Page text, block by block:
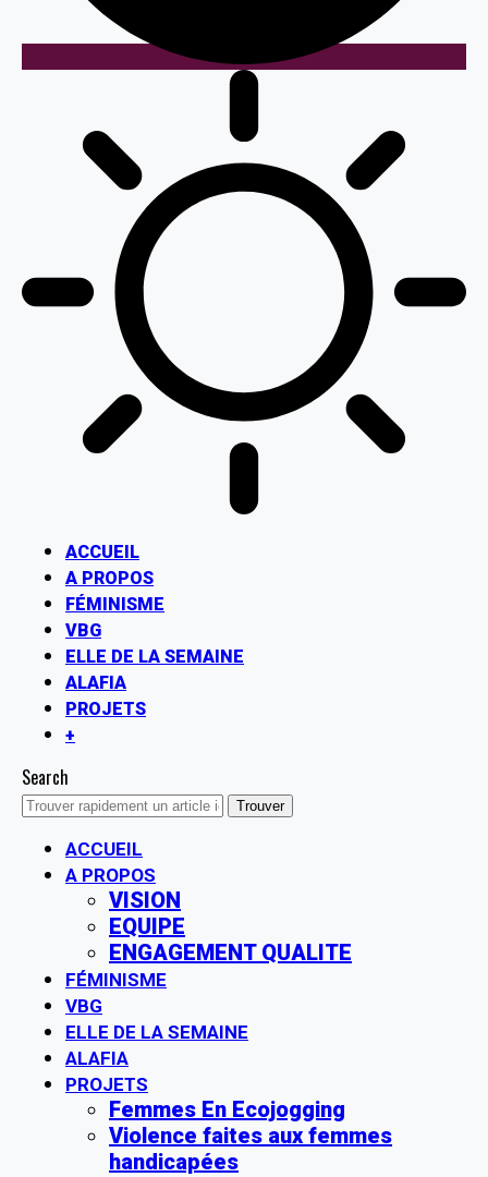
ACCUEIL
A PROPOS
FÉMINISME
VBG
ELLE DE LA SEMAINE
ALAFIA
PROJETS
+
Search
ACCUEIL
A PROPOS
VISION
EQUIPE
ENGAGEMENT QUALITE
FÉMINISME
VBG
ELLE DE LA SEMAINE
ALAFIA
PROJETS
Femmes En Ecojogging
Violence faites aux femmes
handicapées